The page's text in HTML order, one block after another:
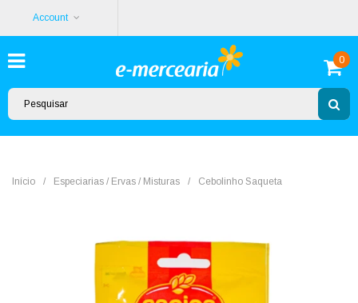
Account
0
Início / Especiarias / Ervas / Misturas / Cebolinho Saqueta